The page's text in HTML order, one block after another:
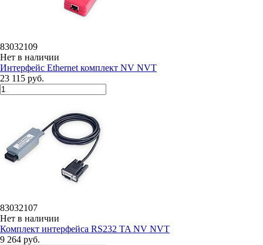
83032109
Нет в наличии
Интерфейс Ethernet комплект NV NVT
23 115 руб.
83032107
Нет в наличии
Комплект интерфейса RS232 TA NV NVT
9 264 руб.